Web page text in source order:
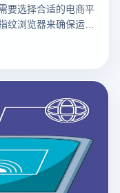
要选择合适的电商平
浏览器来确保运营